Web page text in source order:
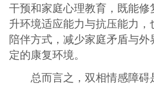
干预和家庭心理教育，既能修
升环境适应能力与抗压能力
陪伴方式，减少家庭矛盾与
定的康复环境。
总而言之，双相情感障碍